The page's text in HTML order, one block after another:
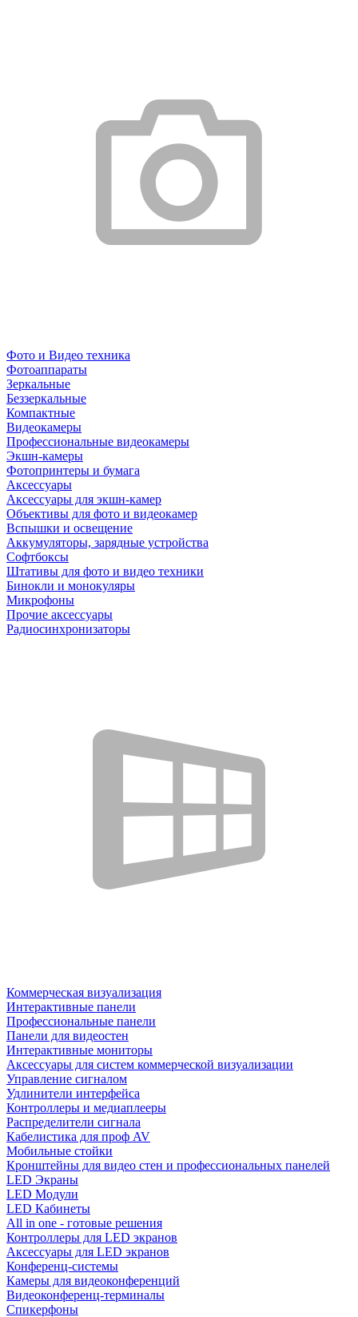
Фото и Видео техника
Фотоаппараты
Зеркальные
Беззеркальные
Компактные
Видеокамеры
Профессиональные видеокамеры
Экшн-камеры
Фотопринтеры и бумага
Аксессуары
Аксессуары для экшн-камер
Объективы для фото и видеокамер
Вспышки и освещение
Аккумуляторы, зарядные устройства
Софтбоксы
Штативы для фото и видео техники
Бинокли и монокуляры
Микрофоны
Прочие аксессуары
Радиосинхронизаторы
Коммерческая визуализация
Интерактивные панели
Профессиональные панели
Панели для видеостен
Интерактивные мониторы
Аксессуары для систем коммерческой визуализации
Управление сигналом
Удлинители интерфейса
Контроллеры и медиаплееры
Распределители сигнала
Кабелистика для проф AV
Мобильные стойки
Кронштейны для видео стен и профессиональных панелей
LED Экраны
LED Модули
LED Кабинеты
All in one - готовые решения
Контроллеры для LED экранов
Аксессуары для LED экранов
Конференц-системы
Камеры для видеоконференций
Видеоконференц-терминалы
Спикерфоны